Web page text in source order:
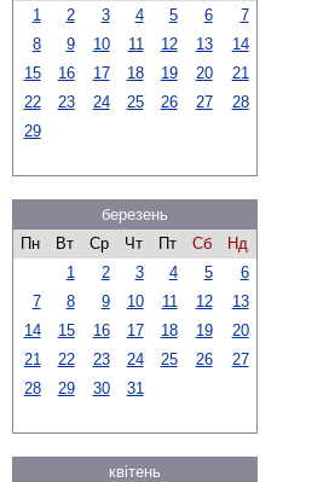
1 2 3 4 5 6
7
8
9 10 11 12 13
14
15
16 17 18 19 20
21
22
23 24 25 26 27
28
29
березень
Пн
Вт Ср Чт Пт Сб
Нд
1
2 3 4 5
6
7
8 9 10 11 12
13
14
15 16 17 18 19
20
21
22 23 24 25 26
27
28
29 30 31
квітень